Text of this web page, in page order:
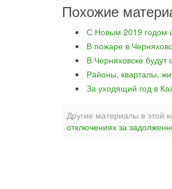
Похожие
С Новым 2019 годом
В пожаре в
В Черняховске будут
Районы, кварталы,
За уходящий год в
Другие материалы в этой
отключениях за